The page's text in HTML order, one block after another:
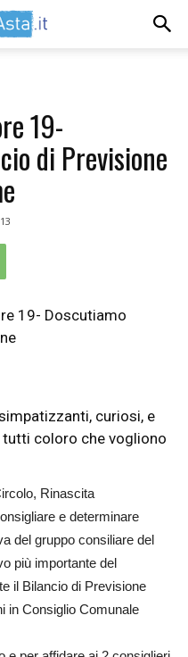
19-
di Previsione
19- Doscutiamo
curiosi, e
tutti coloro che vogliono
Rinascita
e determinare
del gruppo consiliare del
più importante del
il Bilancio di Previsione
in Consiglio Comunale